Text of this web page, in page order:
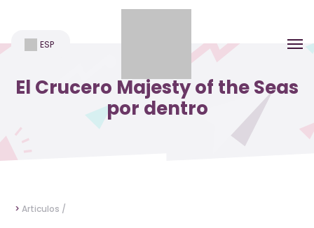
ESP
El Crucero Majesty of the Seas
por dentro
> Articulos /